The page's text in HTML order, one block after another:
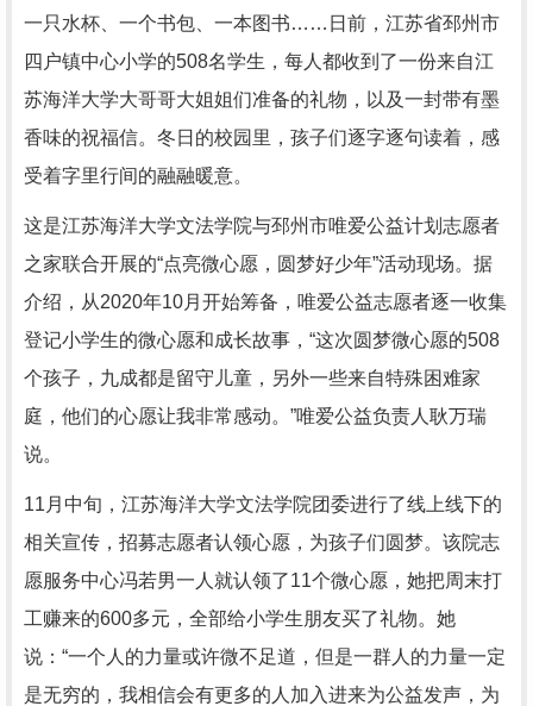
一只水杯、一个书包、一本图书……日前，江苏省邳州市
四户镇中心小学的508名学生，每人都收到了一份来自江
苏海洋大学大哥哥大姐姐们准备的礼物，以及一封带有墨
香味的祝福信。冬日的校园里，孩子们逐字逐句读着，感
受着字里行间的融融暖意。
这是江苏海洋大学文法学院与邳州市唯爱公益计划志愿者
之家联合开展的“点亮微心愿，圆梦好少年”活动现场。据
介绍，从2020年10月开始筹备，唯爱公益志愿者逐一收集
登记小学生的微心愿和成长故事，“这次圆梦微心愿的508
个孩子，九成都是留守儿童，另外一些来自特殊困难家
庭，他们的心愿让我非常感动。”唯爱公益负责人耿万瑞
说。
11月中旬，江苏海洋大学文法学院团委进行了线上线下的
相关宣传，招募志愿者认领心愿，为孩子们圆梦。该院志
愿服务中心冯若男一人就认领了11个微心愿，她把周末打
工赚来的600多元，全部给小学生朋友买了礼物。她
说：“一个人的力量或许微不足道，但是一群人的力量一定
是无穷的，我相信会有更多的人加入进来为公益发声，为